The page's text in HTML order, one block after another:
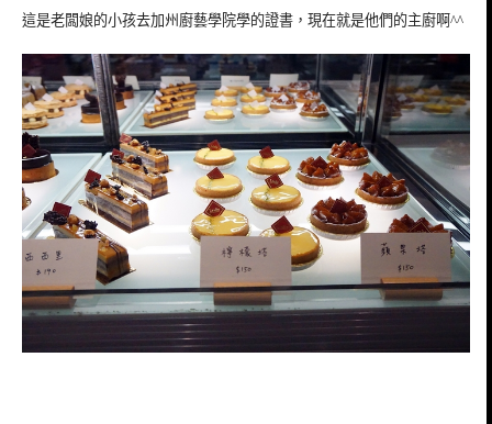
這是老闆娘的小孩去加州廚藝學院學的證書，現在就是他們的主廚啊^^